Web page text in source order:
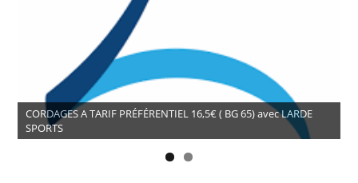
CORDAGES A TARIF PRÉFÉRENTIEL 16,5€ ( BG 65) avec LARDE
SPORTS